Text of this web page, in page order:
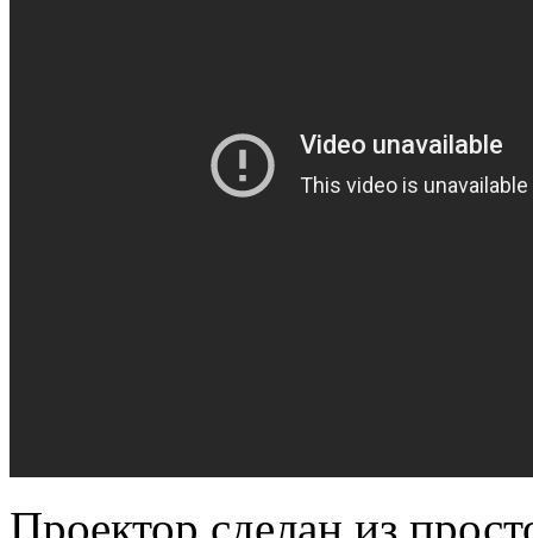
Проектор сделан из